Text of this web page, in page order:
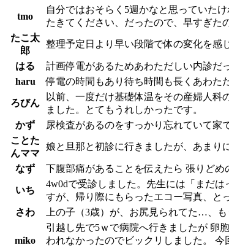
tmo
自分ではおそらく5週かなと思っていた
たきてください、だったので、早すぎた
たこ太
郎
整理予定日より早い段階で体の変化を感
はる
計画停電があるためあわただしい内診だ
haru
停電の時間もあり待ち時間も長くあわた
ろびん
以前、一度だけ基礎体温をその産婦人
ました。とてもうれしかったです。
かず
尿検査があるのをすっかり忘れていて家
ことた
んママ
娘と旦那と初診に行きましたが、あまり
なず 下腹部痛があることを伝えたら 張りど
いち
4w0dで受診しました。先生には「まだ
すが、帰り際にもらったエコー写真、と
さわ
上の子（3歳）が、お尻見られてた…、
miko
引越し先で5ｗで病院へ行きましたが 卵
われなかったのでビックリしました。